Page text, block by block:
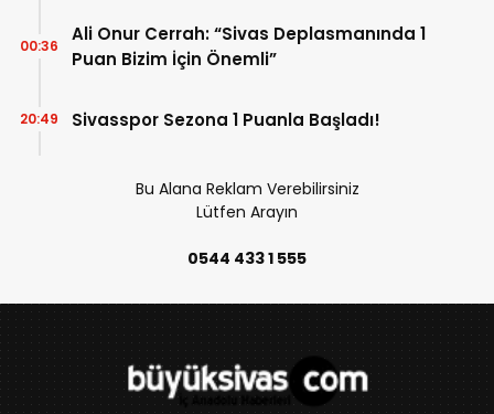
Ali Onur Cerrah: “Sivas Deplasmanında 1
Puan Bizim İçin Önemli”
00:36
Sivasspor Sezona 1 Puanla Başladı!
20:49
Bu Alana Reklam Verebilirsiniz
Lütfen Arayın
0544 433 1 555